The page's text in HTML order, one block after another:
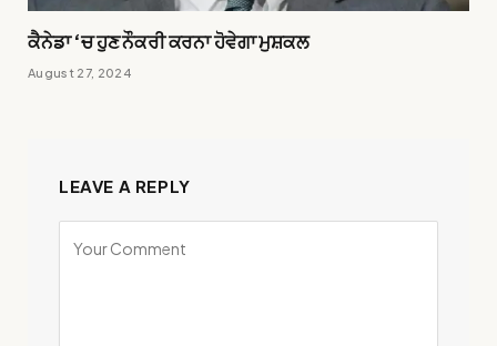
ਕੈਨੇਡਾ ‘ਚ ਹੁਣ ਨੌਕਰੀ ਕਰਨਾ ਹੋਵੇਗਾ ਮੁਸ਼ਕਲ
August 27, 2024
LEAVE A REPLY